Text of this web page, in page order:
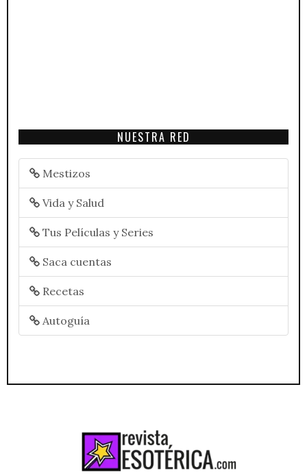
NUESTRA RED
Mestizos
Vida y Salud
Tus Películas y Series
Saca cuentas
Recetas
Autoguía